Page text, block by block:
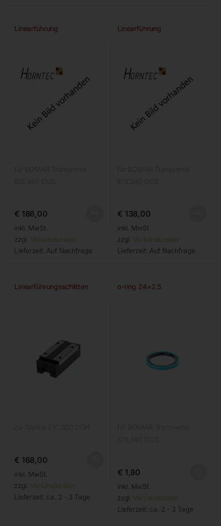
Linearführung
€ 186,00
inkl. MwSt.
zzgl. Versandkosten
Lieferzeit: Auf Nachfrage
Linearführung
€ 138,00
inkl. MwSt.
zzgl. Versandkosten
Lieferzeit: Auf Nachfrage
Linearführungsschlitten
€ 168,00
inkl. MwSt.
zzgl. Versandkosten
Lieferzeit: ca. 2 - 3 Tage
o-ring 24×2.5
€ 1,80
inkl. MwSt.
zzgl. Versandkosten
Lieferzeit: ca. 2 - 3 Tage